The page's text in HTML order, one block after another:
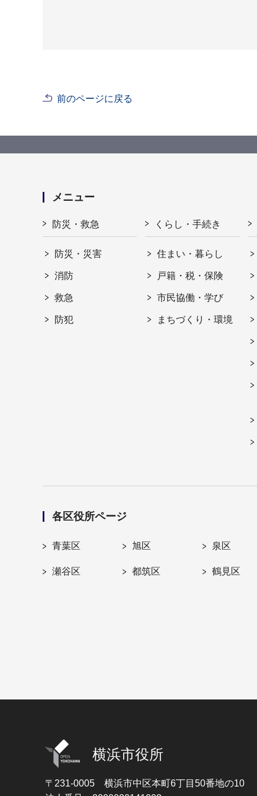
前のページに戻る
メニュー
防災・救急
防災・災害
消防
救急
防犯
くらし・手続き
住まい・暮らし
戸籍・税・保険
市民協働・学び
まちづくり・環境
各区役所ページ
青葉区 旭区 泉区
瀬谷区 都筑区 鶴見区
横浜市役所
〒231-0005 横浜市中区本町6丁目50番地の10